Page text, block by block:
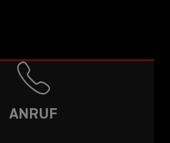
FÜR
S BIS
ANRUF